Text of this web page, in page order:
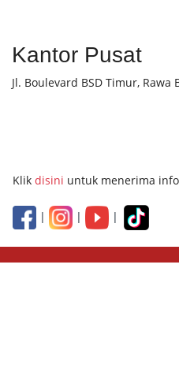
Kantor Pusat
Jl. Boulevard BSD Timur,
Klik disini untuk menerima
| | |